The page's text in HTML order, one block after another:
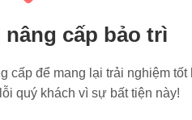
cấp bảo trì
cấp để mang lại trải nghiệm tốt
quý khách vì sự bất tiện này!